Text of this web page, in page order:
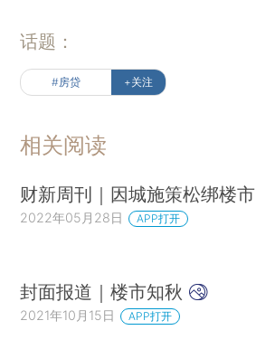
话题：
#房贷 +关注
相关阅读
财新周刊｜因城施策松绑楼市
2022年05月28日 APP打开
封面报道｜楼市知秋
2021年10月15日 APP打开